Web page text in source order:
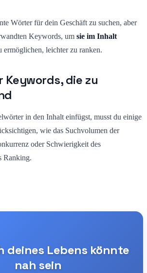
Wörter für dein Geschäft zu suchen, aber
Keywords, um sie im Inhalt
ermöglichen, leichter zu ranken.
Keywords, die zu
in den Inhalt einfügst, musst du einige
wie das Suchvolumen der
oder Schwierigkeit des
Ranking.
deines Lebens könnte
nah sein